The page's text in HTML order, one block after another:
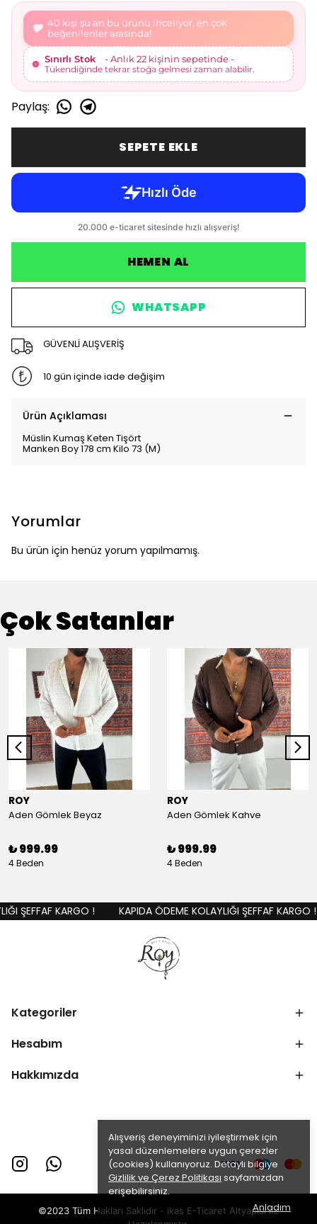
Alışveriş deneyiminizi iyileştirmek için
yasal düzenlemelere uygun çerezler
(cookies) kullanıyoruz. Detaylı bilgiye
Gizlilik ve Çerez Politikası sayfamızdan
erişebilirsiniz.
Anladım
43 kişi şu an bu ürünü inceliyor, en çok
beğenilenler arasında!
Sınırlı Stok
- Anlık 23 kişinin sepetinde -
Tükendiğinde tekrar stoğa gelmesi zaman alabilir.
Paylaş:
SEPETE EKLE
HEMEN AL
WHATSAPP
GÜVENLİ ALIŞVERİŞ
10 gün içinde iade değişim
Ürün Açıklaması
Müslin Kumaş Keten Tişört
Manken Boy 178 cm Kilo 73 (M)
Yorumlar
Bu ürün için henüz yorum yapılmamış.
Çok Satanlar
ROY
Aden Gömlek Beyaz
₺ 999.99
4 Beden
ROY
Aden Gömlek Kahve
₺ 999.99
4 Beden
ŞEFFAF KARGO ! KAPIDA ÖDEME KOLAYLIĞI ŞEFFAF KARGO !
Kategoriler
Hesabım
Hakkımızda
©2023 Tüm Hakları Saklıdır - ikas E-Ticaret Altyapısı ile